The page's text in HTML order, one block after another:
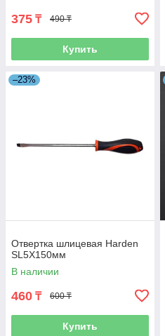
375 ₸ 490 ₸
Купить
–23%
Отвертка шлицевая Harden
SL5Х150мм
В наличии
460 ₸ 600 ₸
Купить